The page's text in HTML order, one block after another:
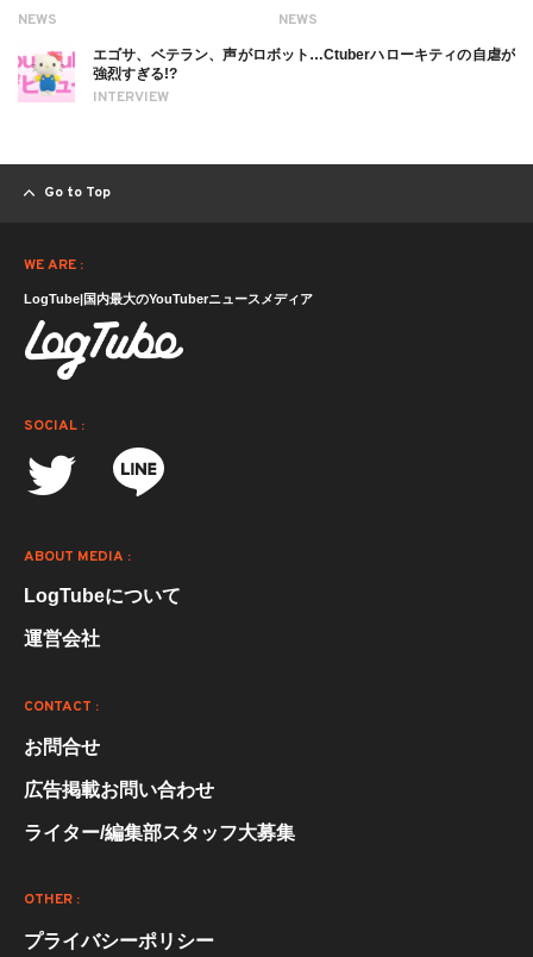
NEWS NEWS
INTERVIEW
エゴサ、ベテラン、声がロボット…Ctuberハローキティの自虐が
強烈すぎる!?
Go to Top
WE ARE :
LogTube|国内最大のYouTuberニュースメディア
SOCIAL :
ABOUT MEDIA :
LogTubeについて
運営会社
CONTACT :
お問合せ
広告掲載お問い合わせ
ライター/編集部スタッフ大募集
OTHER :
プライバシーポリシー